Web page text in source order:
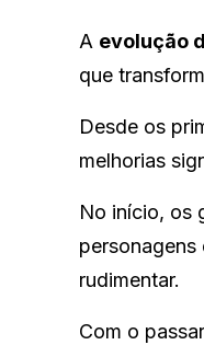
A evolução
que
Desde os
melhorias
No início, os
rudimentar.
Com o